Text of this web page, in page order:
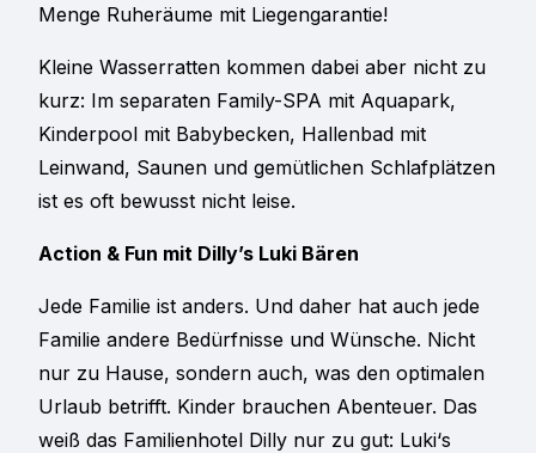
Menge Ruheräume mit Liegengarantie!
Kleine Wasserratten kommen dabei aber nicht zu
kurz: Im separaten Family-SPA mit Aquapark,
Kinderpool mit Babybecken, Hallenbad mit
Leinwand, Saunen und gemütlichen Schlafplätzen
ist es oft bewusst nicht leise.
Action & Fun mit Dilly’s Luki Bären
Jede Familie ist anders. Und daher hat auch jede
Familie andere Bedürfnisse und Wünsche. Nicht
nur zu Hause, sondern auch, was den optimalen
Urlaub betrifft. Kinder brauchen Abenteuer. Das
weiß das Familienhotel Dilly nur zu gut: Luki‘s